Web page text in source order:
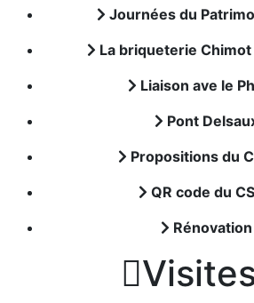
Journées du
La briqueterie
Liaison ave le
Pont
Propositions du
QR code du
Rénovation
